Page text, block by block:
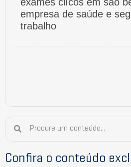
empresa de saúde e
trabalho
Confira o conteúdo